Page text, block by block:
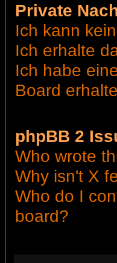
Private
Ich kann
Ich erhalte
Ich habe
Board
phpBB 2
Who wrote
Why isn't X
Who do I
board?